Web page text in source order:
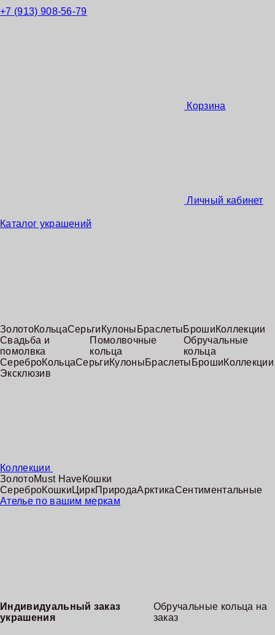
+7 (913) 908-56-79
Корзина
Личный кабинет
Каталог украшений
ЗолотоКольцаСерьги Кулоны БраслетыБрошиКоллекции
Свадьба и
помолвка
Помолвочные
кольца
Обручальные
кольца
СереброКольцаСерьгиКулоныБраслеты БрошиКоллекции
Эксклюзив
Коллекции
ЗолотоMust HaveКошки
СереброКошки ЦиркПриродаАрктикаСентиментальные
Ателье по вашим меркам
Индивидуальный заказ
украшения
Обручальные кольца на
заказ